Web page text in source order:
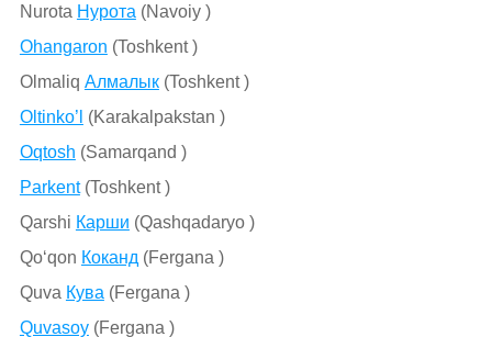
Nurota Нурота (Navoiy )
Ohangaron (Toshkent )
Olmaliq Алмалык(Toshkent )
Oltinko’l (Karakalpakstan )
Oqtosh (Samarqand )
Parkent(Toshkent )
Qarshi Карши (Qashqadaryo )
Qo‘qon Коканд (Fergana )
Quva Кува (Fergana )
Quvasoy(Fergana )